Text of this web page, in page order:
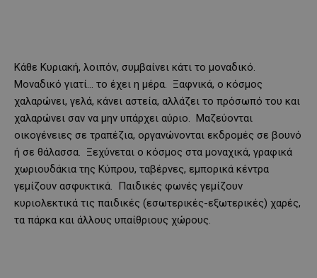
Κάθε Κυριακή, λοιπόν, συμβαίνει κάτι το μοναδικό.
Μοναδικό γιατί… το έχει η μέρα. Ξαφνικά, ο κόσμος
χαλαρώνει, γελά, κάνει αστεία, αλλάζει το πρόσωπό του και
χαλαρώνει σαν να μην υπάρχει αύριο. Μαζεύονται
οικογένειες σε τραπέζια, οργανώνονται εκδρομές σε βουνό
ή σε θάλασσα. Ξεχύνεται ο κόσμος στα μοναχικά, γραφικά
χωριουδάκια της Κύπρου, ταβέρνες, εμπορικά κέντρα
γεμίζουν ασφυκτικά. Παιδικές φωνές γεμίζουν
κυριολεκτικά τις παιδικές (εσωτερικές-εξωτερικές) χαρές,
τα πάρκα και άλλους υπαίθριους χώρους.